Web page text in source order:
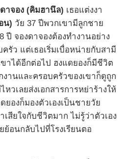
าจอง (คิมฮานึล) เธอแต่งงา
น) วัย 37 ปีพวกเขามีลูกชาย
ปี จองดาจองต้องทำงานอย่าง
รัว แต่เธอเริ่มเบื่อหน่ายกับสามี
าได้อีกต่อไป ฮงแดยองก็มีชีวิต
านและครอบครัวของเขาก็ดูถูก
หวเลยส่งเอกสารการหย่าร้างให้
องก็มองตัวเองเป็นชายวัย
สียใจกับชีวิตมาก ไม่รู้ว่าตัวเอง
ย้อนกลับไปที่โรงเรียนตอ